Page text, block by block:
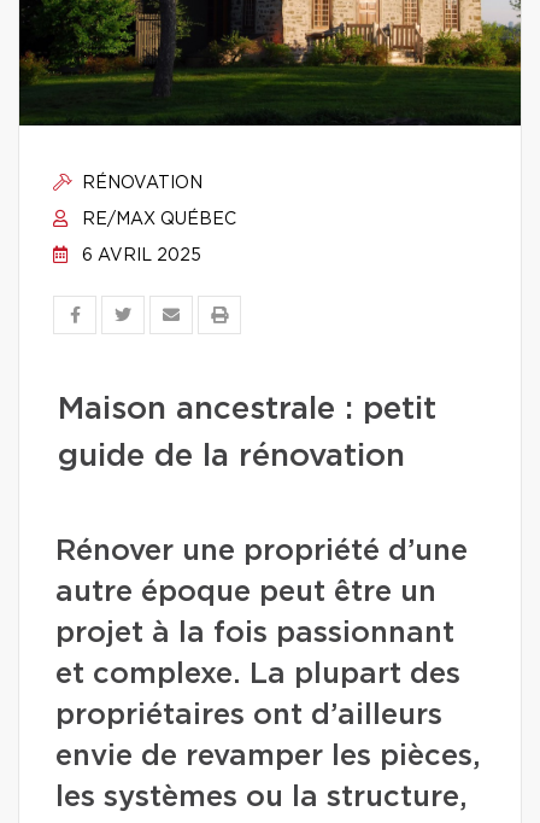
RÉNOVATION
RE/MAX QUÉBEC
6 AVRIL 2025
Maison ancestrale : petit
guide de la rénovation
Rénover une propriété d’une
autre époque peut être un
projet à la fois passionnant
et complexe. La plupart des
propriétaires ont d’ailleurs
envie de revamper les pièces,
les systèmes ou la structure,